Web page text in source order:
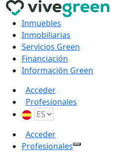
Inmuebles
Inmobiliarias
Servicios Green
Financiación
Información Green
Acceder
Profesionales
Acceder
Profesionales